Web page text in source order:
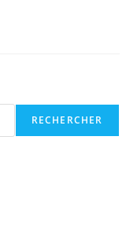
RECHERCHER